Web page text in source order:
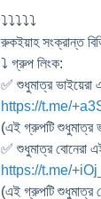
⤵⤵⤵⤵⤵
রুকইয়াহ সংক্রান্ত
⤵ গ্রুপ লিংক:
✅ শুধুমাত্র
https://t.me/
(এই গ্রুপটি শুধুমাত্র
✅ শুধুমাত্র বোনেরা
https://t.me/
(এই গ্রুপটি শুধুমাত্র